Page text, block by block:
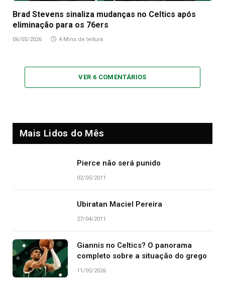
Brad Stevens sinaliza mudanças no Celtics após
eliminação para os 76ers
06/05/2026 4 Mins de leitura
VER 6 COMENTÁRIOS
Mais Lidos do Mês
Pierce não será punido
02/05/2011
Ubiratan Maciel Pereira
27/04/2011
Giannis no Celtics? O panorama
completo sobre a situação do grego
11/05/2026